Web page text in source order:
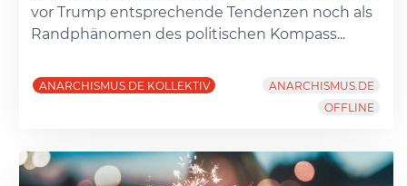
vor Trump entsprechende Tendenzen noch als
Randphänomen des politischen Kompass...
ANARCHISMUS.DE KOLLEKTIV
ANARCHISMUS.DE
OFFLINE